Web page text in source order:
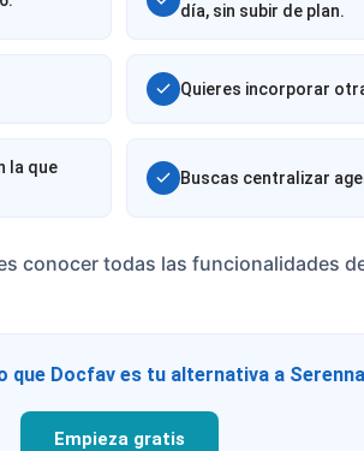
día, sin subir de plan.
Quieres incorporar
la que
Buscas centralizar
conocer todas las funcionalidades
que Docfav es tu alternativa a
Empieza gratis